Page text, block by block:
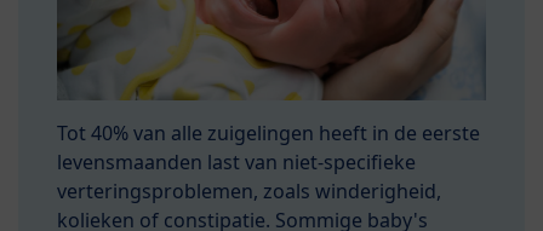
Tot 40% van alle zuigelingen heeft in de eerste
levensmaanden last van niet-specifieke
verteringsproblemen, zoals winderigheid,
kolieken of constipatie. Sommige baby's